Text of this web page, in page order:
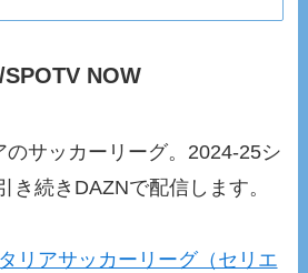
NOW
のサッカーリーグ。2024-25シ
き続きDAZNで配信します。
リアサッカーリーグ（セリエ